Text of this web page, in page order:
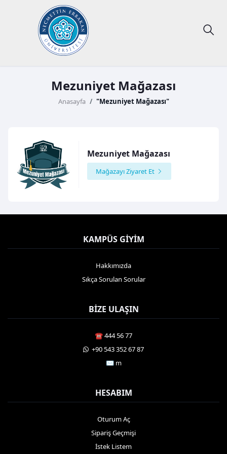
Mezuniyet Mağazası
Anasayfa "Mezuniyet Mağazası"
Mezuniyet Mağazası
Mağazayı Ziyaret Et
KAMPÜS GIYIM
Hakkımızda
Sıkça Sorulan Sorular
BIZE ULAŞIN
☎️ 444 56 77
️ +90 543 352 67 87
✉️ m
HESABIM
Oturum Aç
Sipariş Geçmişi
İstek Listem